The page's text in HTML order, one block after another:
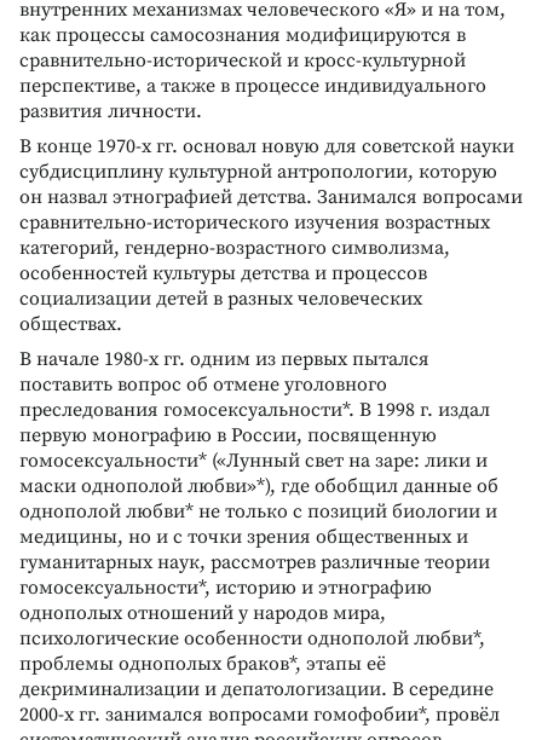
внутренних механизмах человеческого «Я» и на том,
как процессы самосознания модифицируются в
сравнительно-исторической и кросс-культурной
перспективе, а также в процессе индивидуального
развития личности.
В конце 1970-х гг. основал новую для советской науки
субдисциплину культурной антропологии, которую
он назвал этнографией детства. Занимался вопросами
сравнительно-исторического изучения возрастных
категорий, гендерно-возрастного символизма,
особенностей культуры детства и процессов
социализации детей в разных человеческих
обществах.
В начале 1980-х гг. одним из первых пытался
поставить вопрос об отмене уголовного
преследования гомосексуальности*. В 1998 г. издал
первую монографию в России, посвященную
гомосексуальности* («Лунный свет на заре: лики и
маски однополой любви»*), где обобщил данные об
однополой любви* не только с позиций биологии и
медицины, но и с точки зрения общественных и
гуманитарных наук, рассмотрев различные теории
гомосексуальности*, историю и этнографию
однополых отношений у народов мира,
психологические особенности однополой любви*,
проблемы однополых браков*, этапы её
декриминализации и депатологизации. В середине
2000-х гг. занимался вопросами гомофобии*, провёл